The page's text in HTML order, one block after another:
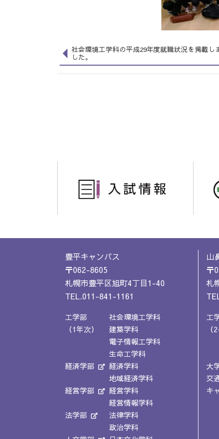
社会環境工学科の平成29年度就職状況を掲載し
した。
豊平キャンパス
〒062-8605
札幌市豊平区旭町4丁目1-40
TEL.011-841-1161
工学部
（1年次）
社会環境工学科
建築学科
電子情報工学科
生命工学科
経済学部
経済学科
地域経済学科
経営学部
経営学科
経営情報学科
法学部
法律学科
政治学科
山
〒
札
工
大
交
キ